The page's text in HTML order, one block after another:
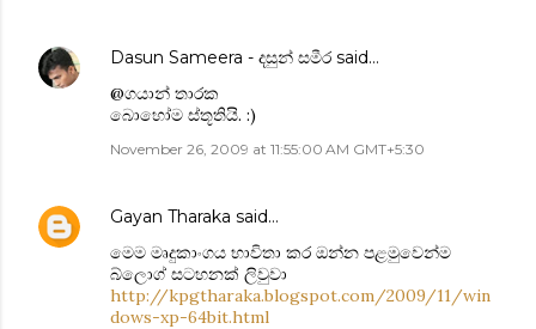
Dasun Sameera - දසුන් සමීර said…
@ගයාන් තාරක
බොහෝම ස්තූතියි. :)
November 26, 2009 at 11:55:00 AM GMT+5:30
Gayan Tharaka said…
මෙම මෘදුකාංගය භාවිතා කර ඔන්න පළමුවෙන්ම
බ්ලොග් සටහනක් ලිවුවා
http://kpgtharaka.blogspot.com/2009/11/win
dows-xp-64bit.html